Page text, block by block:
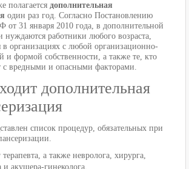
полагается дополнительная
один раз год. Согласно Постановлению
от 31 января 2010 года, в дополнительной
нуждаются работники любого возраста,
в организациях с любой организационно-
и формой собственности, а также те, кто
с вредными и опасными факторами.
дополнительная
список процедур, обязательных при
терапевта, а также невролога, хирурга,
и акушера-гинеколога.